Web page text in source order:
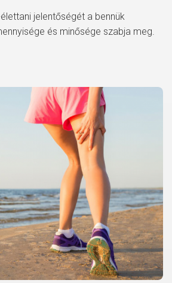
jelentőségét a bennük
és minősége szabja meg.